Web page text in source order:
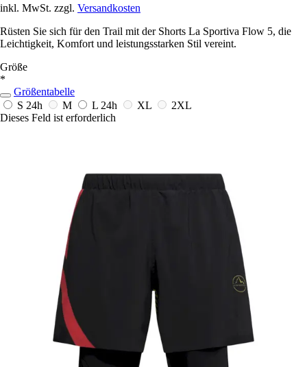
inkl. MwSt. zzgl. Versandkosten
Rüsten Sie sich für den Trail mit der Shorts La Sportiva Flow 5, die
Leichtigkeit, Komfort und leistungsstarken Stil vereint.
Größe
*
Größentabelle
S 24h M L 24h XL
2XL
Dieses Feld ist erforderlich